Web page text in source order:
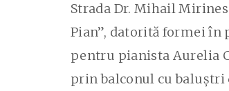
Strada Dr. Mihail
Pian”, datorită formei în
pentru pianista Aurelia
prin balconul cu baluștri